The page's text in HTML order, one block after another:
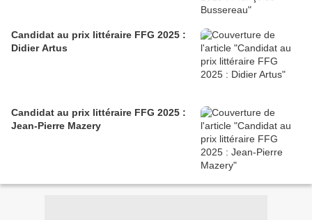
Candidat au prix littéraire FFG 2025 :
Didier Artus
Candidat au prix littéraire FFG 2025 :
Jean-Pierre Mazery